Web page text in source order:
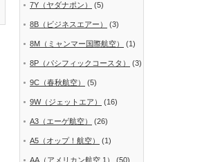
7Y（ヤダナポン） (5)
8B（ビジネスエアー） (3)
8M（ミャンマー国際航空） (1)
8P（パシフィックコースタ） (3)
9C（春秋航空） (5)
9W（ジェットエア） (16)
A3（エーゲ航空） (26)
A5（オップ！航空） (1)
AA（アメリカン航空 1） (50)